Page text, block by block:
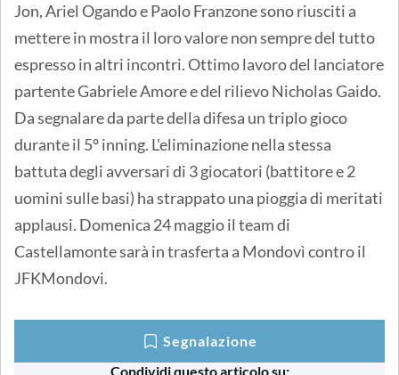
Jon, Ariel Ogando e Paolo Franzone sono riusciti a
mettere in mostra il loro valore non sempre del tutto
espresso in altri incontri. Ottimo lavoro del lanciatore
partente Gabriele Amore e del rilievo Nicholas Gaido.
Da segnalare da parte della difesa un triplo gioco
durante il 5° inning. L'eliminazione nella stessa
battuta degli avversari di 3 giocatori (battitore e 2
uomini sulle basi) ha strappato una pioggia di meritati
applausi. Domenica 24 maggio il team di
Castellamonte sarà in trasferta a Mondovì contro il
JFKMondovi.
Segnalazione
Condividi questo articolo su: